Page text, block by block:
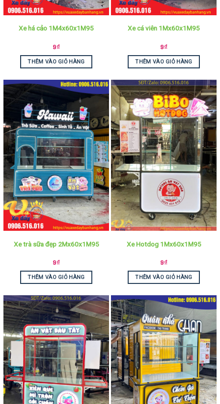
Xe há cảo 1M4x60x1M95
9₫
THÊM VÀO GIỎ HÀNG
Xe cá viên 1Mx60x1M95
9₫
THÊM VÀO GIỎ HÀNG
Xe trà sữa đẹp 2Mx60x1M95
9₫
THÊM VÀO GIỎ HÀNG
Xe Hotdog 1Mx60x1M95
9₫
THÊM VÀO GIỎ HÀNG